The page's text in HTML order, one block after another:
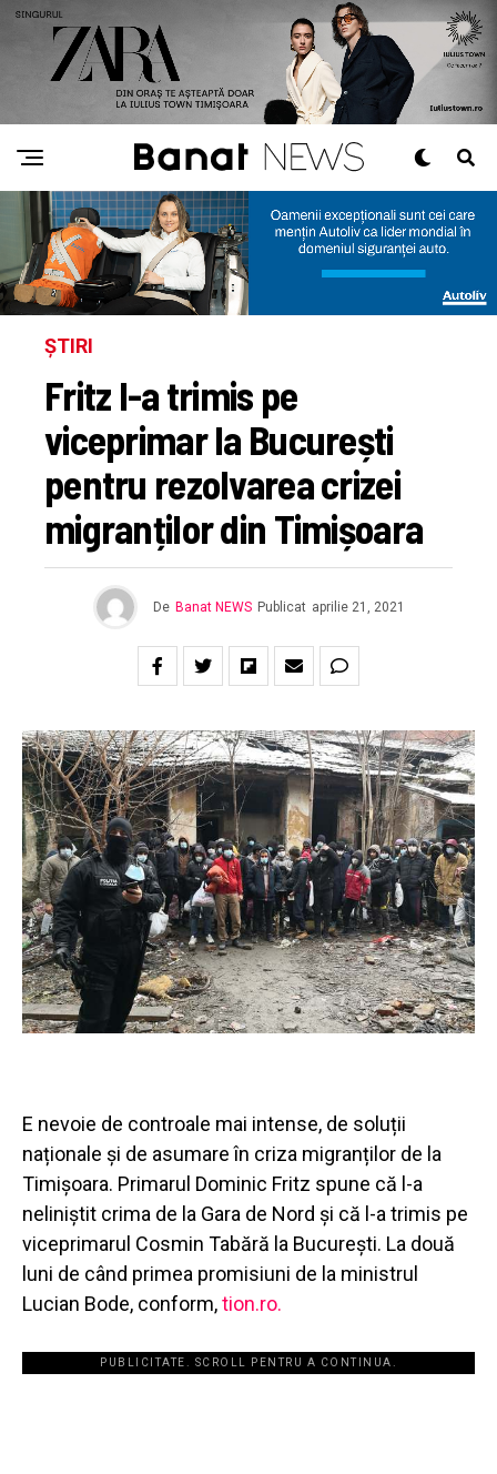
ȘTIRI
Fritz l-a trimis pe
viceprimar la București
pentru rezolvarea crizei
migranților din Timișoara
De Banat NEWS Publicat aprilie 21, 2021
E nevoie de controale mai intense, de soluții
naționale și de asumare în criza migranților de la
Timișoara. Primarul Dominic Fritz spune că l-a
neliniștit crima de la Gara de Nord și că l-a trimis pe
viceprimarul Cosmin Tabără la București. La două
luni de când primea promisiuni de la ministrul
Lucian Bode, conform,tion.ro.
PUBLICITATE. SCROLL PENTRU A CONTINUA.